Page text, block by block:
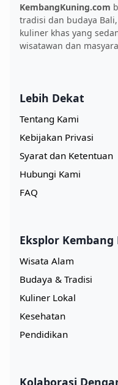
KembangKuning.com
tradisi dan budaya
kuliner khas yang
wisatawan dan
Lebih Dekat
Tentang Kami
Kebijakan Privasi
Syarat dan Ketentuan
Hubungi Kami
FAQ
Eksplor
Wisata Alam
Budaya & Tradisi
Kuliner Lokal
Kesehatan
Pendidikan
Kolaborasi